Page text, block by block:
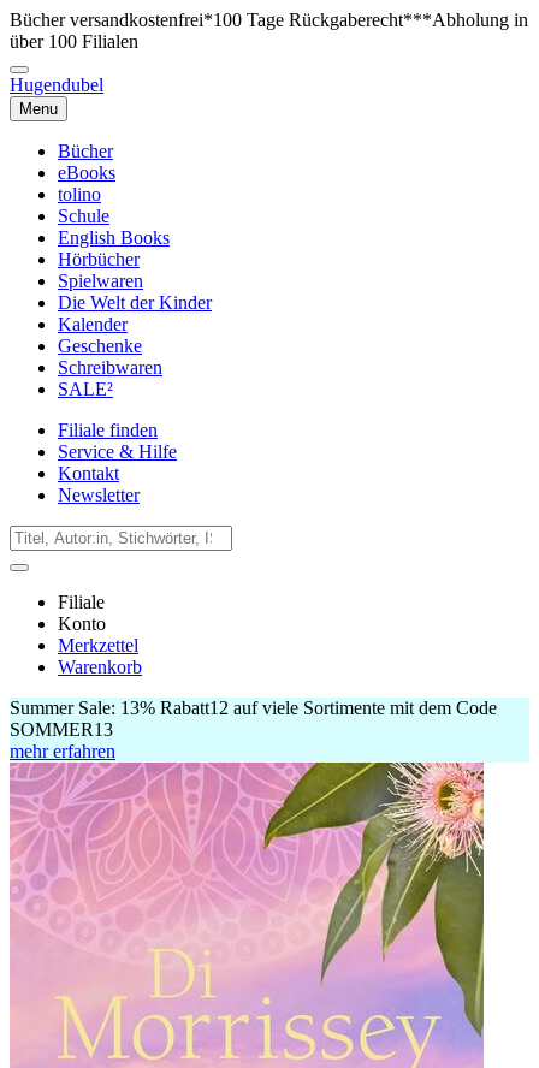
Bücher versandkostenfrei*100 Tage Rückgaberecht***Abholung in
über 100 Filialen
Hugendubel
Menu
Bücher
eBooks
tolino
Schule
English Books
Hörbücher
Spielwaren
Die Welt der Kinder
Kalender
Geschenke
Schreibwaren
SALE²
Filiale finden
Service & Hilfe
Kontakt
Newsletter
Filiale
Konto
Merkzettel
Warenkorb
Summer Sale: 13% Rabatt12 auf viele Sortimente mit dem Code
SOMMER13
mehr erfahren